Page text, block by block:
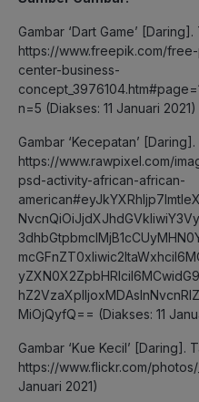
Gambar ‘Dart Game’ [Daring].
https://www.freepik.com/
center-business-
n=5 (Diakses: 11 Januari 2021)
Gambar ‘Kecepatan’ [Daring].
https://www.rawpixel.com/
psd-activity-african-african-
MiOjQyfQ== (Diakses: 11
Gambar ‘Kue Kecil’ [Daring].
https://www.flickr.com/
Januari 2021)